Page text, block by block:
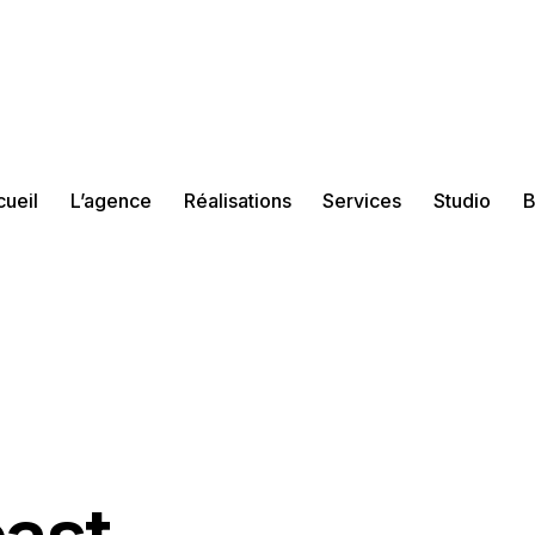
L’agence Réalisations Services Studio